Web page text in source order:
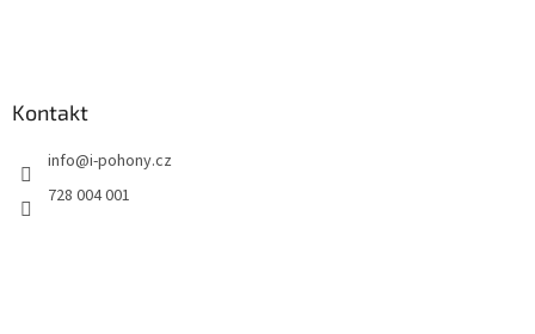
Kontakt
info@i-pohony.cz
728 004 001